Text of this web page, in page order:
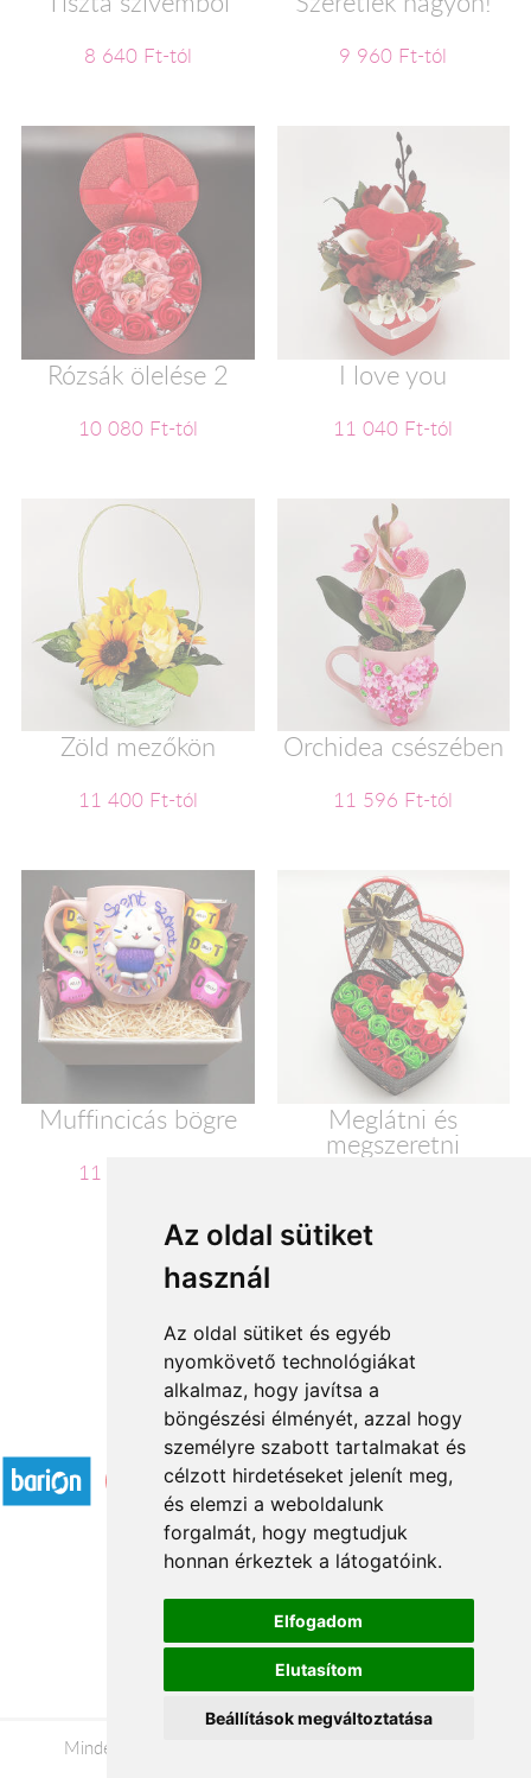
Az oldal sütiket
használ
Az oldal sütiket és egyéb
nyomkövető technológiákat
alkalmaz, hogy javítsa a
böngészési élményét, azzal hogy
személyre szabott tartalmakat és
célzott hirdetéseket jelenít meg,
és elemzi a weboldalunk
forgalmát, hogy megtudjuk
honnan érkeztek a látogatóink.
Elfogadom
Elutasítom
Beállítások megváltoztatása
8 640 Ft-tól 9 960 Ft-tól
Rózsák ölelése 2
10 080 Ft-tól
I love you
11 040 Ft-tól
Zöld mezőkön
11 400 Ft-tól
Orchidea csészében
11 596 Ft-tól
Muffincicás bögre
11 600 Ft-tól
Meglátni és
megszeretni
1 2
Elfogadott fizetési módok
Á.SZ.F.
Impresszum
Adatkezelési tájékoztató
Minden jog fenntartva © 2026 |